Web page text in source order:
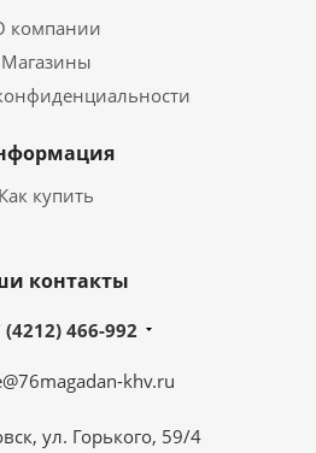
компании
Магазины
Как купить
контакты
(4212) 466-992
khv.ru
ул. Горького, 59/4